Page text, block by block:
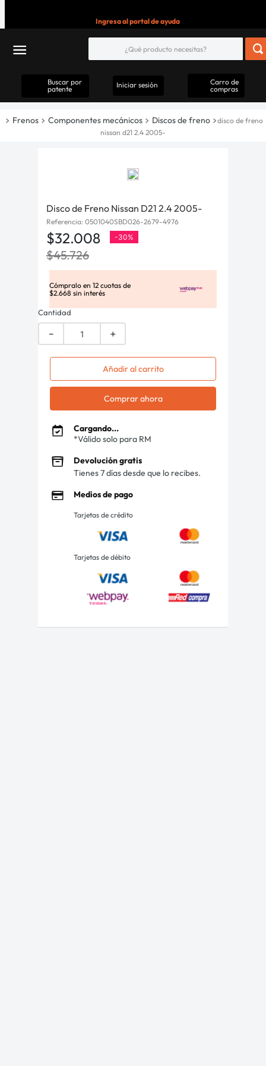
Ingresa al portal de ayuda
Buscar por
patente
Iniciar sesión
Carro de
compras
Frenos Componentes mecánicos Discos de freno
disco de freno
nissan d21 2.4 2005-
Disco de Freno Nissan D21 2.4 2005-
Referencia: 0501040SBD026-2679-4976
$32.008 -30%
$45.726
Cómpralo en 12 cuotas de
$2.668 sin interés
Cantidad
＋
－
Añadir al carrito
Comprar ahora
Cargando...
*Válido solo para RM
Devolución gratis
Tienes 7 días desde que lo recibes.
Medios de pago
Tarjetas de crédito
Tarjetas de débito